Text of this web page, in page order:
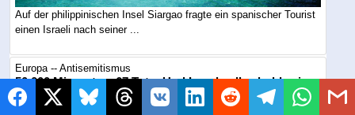
Auf der philippinischen Insel Siargao fragte ein spanischer Tourist
einen Israeli nach seiner ...
Europa -- Antisemitismus
50.000 Migranten, 67 Tote: Und Israel soll schuld sein
Symbolbild / KI generiert